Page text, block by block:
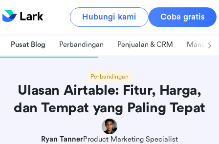
Hubungi kami Coba gratis
Pusat Blog Perbandingan Penjualan & CRM
Perbandingan
Ulasan Airtable: Fitur, Harga,
dan Tempat yang Paling Tepat
Ryan TannerProduct Marketing Specialist